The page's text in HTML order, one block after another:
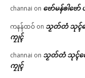
channai on ဗော်မန်ၜါဗေ
ကနန်ထဝ် on သၟတ်တံ သုၚ်စ
ကၠုၚ်
channai on သၟတ်တံ သုၚ်စေ
ကၠုၚ်